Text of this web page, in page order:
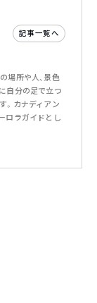
記事一覧へ
場所や人、景色
自分の足で立つ
。カナディアン
ロラガイドとし